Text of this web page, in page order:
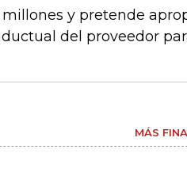
y pretende
del proveedor
MÁS